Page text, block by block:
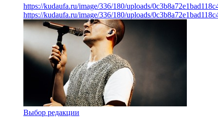
https://kudaufa.ru/image/336/180/uploads/
https://kudaufa.ru/image/336/180/uploads/
Выбор редакции